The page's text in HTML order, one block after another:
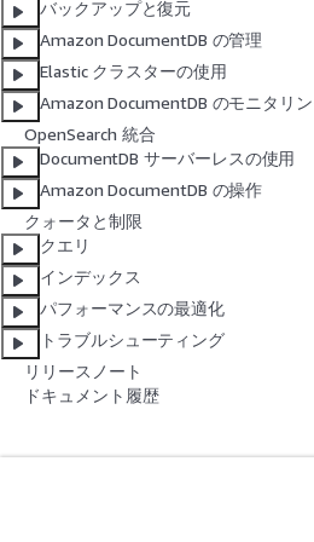
バックアップと復元
Amazon DocumentDB の管理
Elastic クラスターの使用
Amazon DocumentDB のモニタリ
OpenSearch 統合
DocumentDB サーバーレスの使用
Amazon DocumentDB の操作
クォータと制限
クエリ
インデックス
パフォーマンスの最適化
トラブルシューティング
リリースノート
ドキュメント履歴